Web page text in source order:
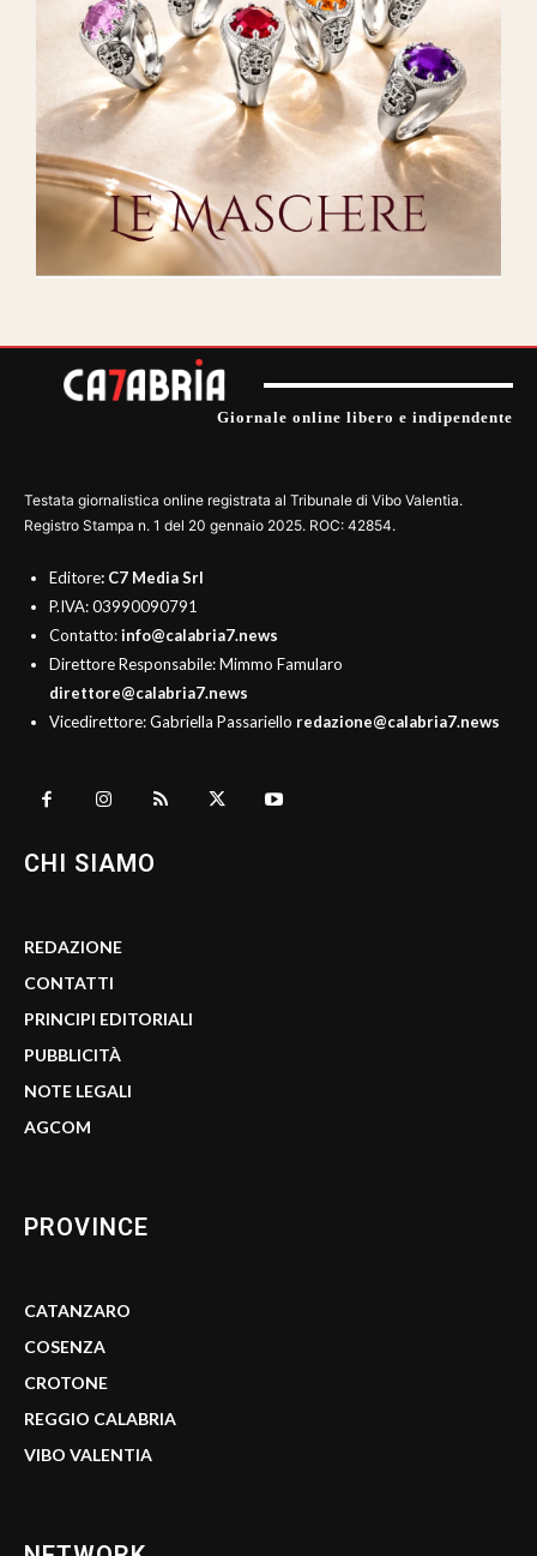
Giornale online libero e indipendente
Testata giornalistica online registrata al Tribunale di Vibo Valentia.
Registro Stampa n. 1 del 20 gennaio 2025. ROC: 42854.
Editore: C7 Media Srl
P.IVA: 03990090791
Contatto:info@calabria7.news
Direttore Responsabile: Mimmo Famularo
direttore@calabria7.news
Vicedirettore: Gabriella Passariello redazione@calabria7.news
CHI SIAMO
REDAZIONE
CONTATTI
PRINCIPI EDITORIALI
PUBBLICITÀ
NOTE LEGALI
AGCOM
PROVINCE
CATANZARO
COSENZA
CROTONE
REGGIO CALABRIA
VIBO VALENTIA